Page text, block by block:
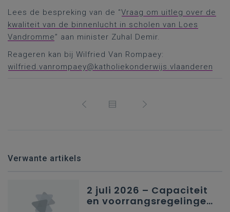
Lees de bespreking van de “Vraag om uitleg over de
kwaliteit van de binnenlucht in scholen van Loes
Vandromme” aan minister Zuhal Demir.
Reageren kan bij Wilfried Van Rompaey:
wilfried.vanrompaey@katholiekonderwijs.vlaanderen
Verwante artikels
2 juli 2026 – Capaciteit
en voorrangsregelingen